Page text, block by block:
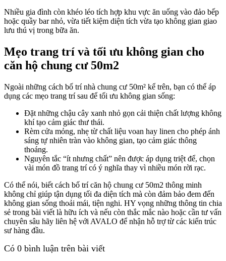
Nhiều gia đình còn khéo léo tích hợp khu vực ăn uống vào đảo bếp
hoặc quầy bar nhỏ, vừa tiết kiệm diện tích vừa tạo không gian giao
lưu thú vị trong bữa ăn.
Mẹo trang trí và tối ưu không gian cho
căn hộ chung cư 50m2
Ngoài những cách bố trí nhà chung cư 50m² kể trên, bạn có thể áp
dụng các mẹo trang trí sau để tối ưu không gian sống:
Đặt những chậu cây xanh nhỏ gọn cải thiện chất lượng không
khí tạo cảm giác thư thái.
Rèm cửa mỏng, nhẹ từ chất liệu voan hay linen cho phép ánh
sáng tự nhiên tràn vào không gian, tạo cảm giác thông
thoáng.
Nguyên tắc “ít nhưng chất” nên được áp dụng triệt để, chọn
vài món đồ trang trí có ý nghĩa thay vì nhiều món rời rạc.
Có thể nói, biết cách bố trí căn hộ chung cư 50m2 thông minh
không chỉ giúp tận dụng tối đa diện tích mà còn đảm bảo đem đến
không gian sống thoải mái, tiện nghi. HY vọng những thông tin chia
sẻ trong bài viết là hữu ích và nếu còn thắc mắc nào hoặc cần tư vấn
chuyên sâu hãy liên hệ với AVALO để nhận hỗ trợ từ các kiến trúc
sư hàng đầu.
Có 0 bình luận trên bài viết